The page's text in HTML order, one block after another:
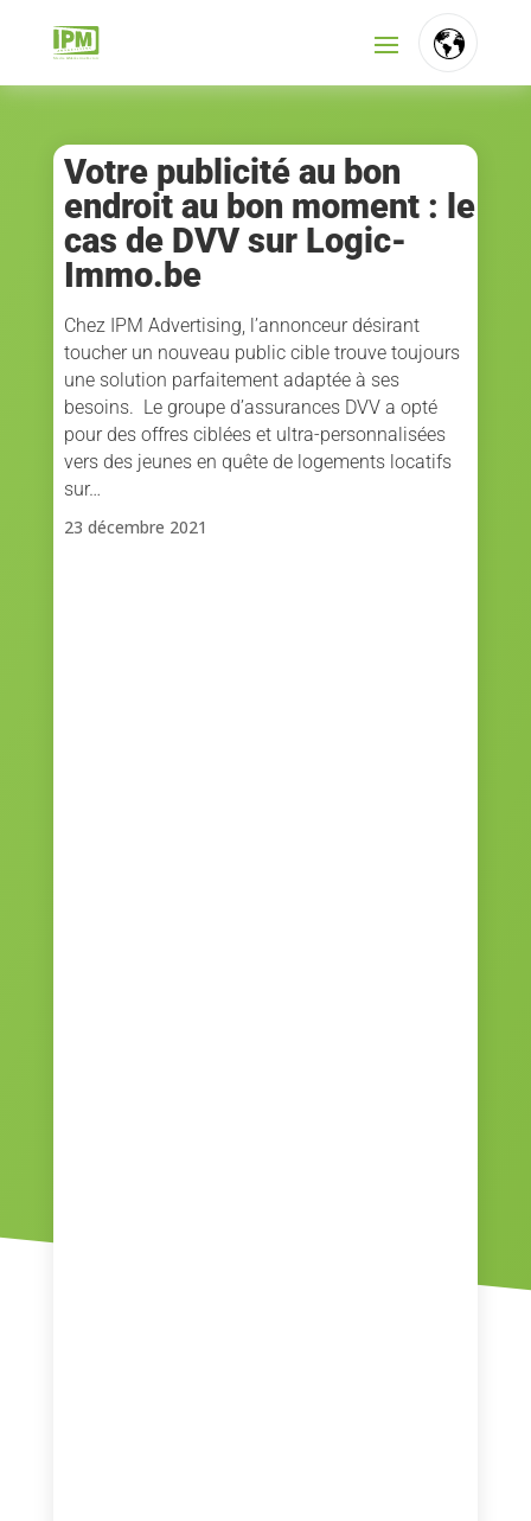
EN
Votre publicité au bon
endroit au bon moment : le
cas de DVV sur Logic-
Immo.be
Chez IPM Advertising, l’annonceur désirant
toucher un nouveau public cible trouve toujours
une solution parfaitement adaptée à ses
besoins. Le groupe d’assurances DVV a opté
pour des offres ciblées et ultra-personnalisées
vers des jeunes en quête de logements locatifs
sur…
23 décembre 2021